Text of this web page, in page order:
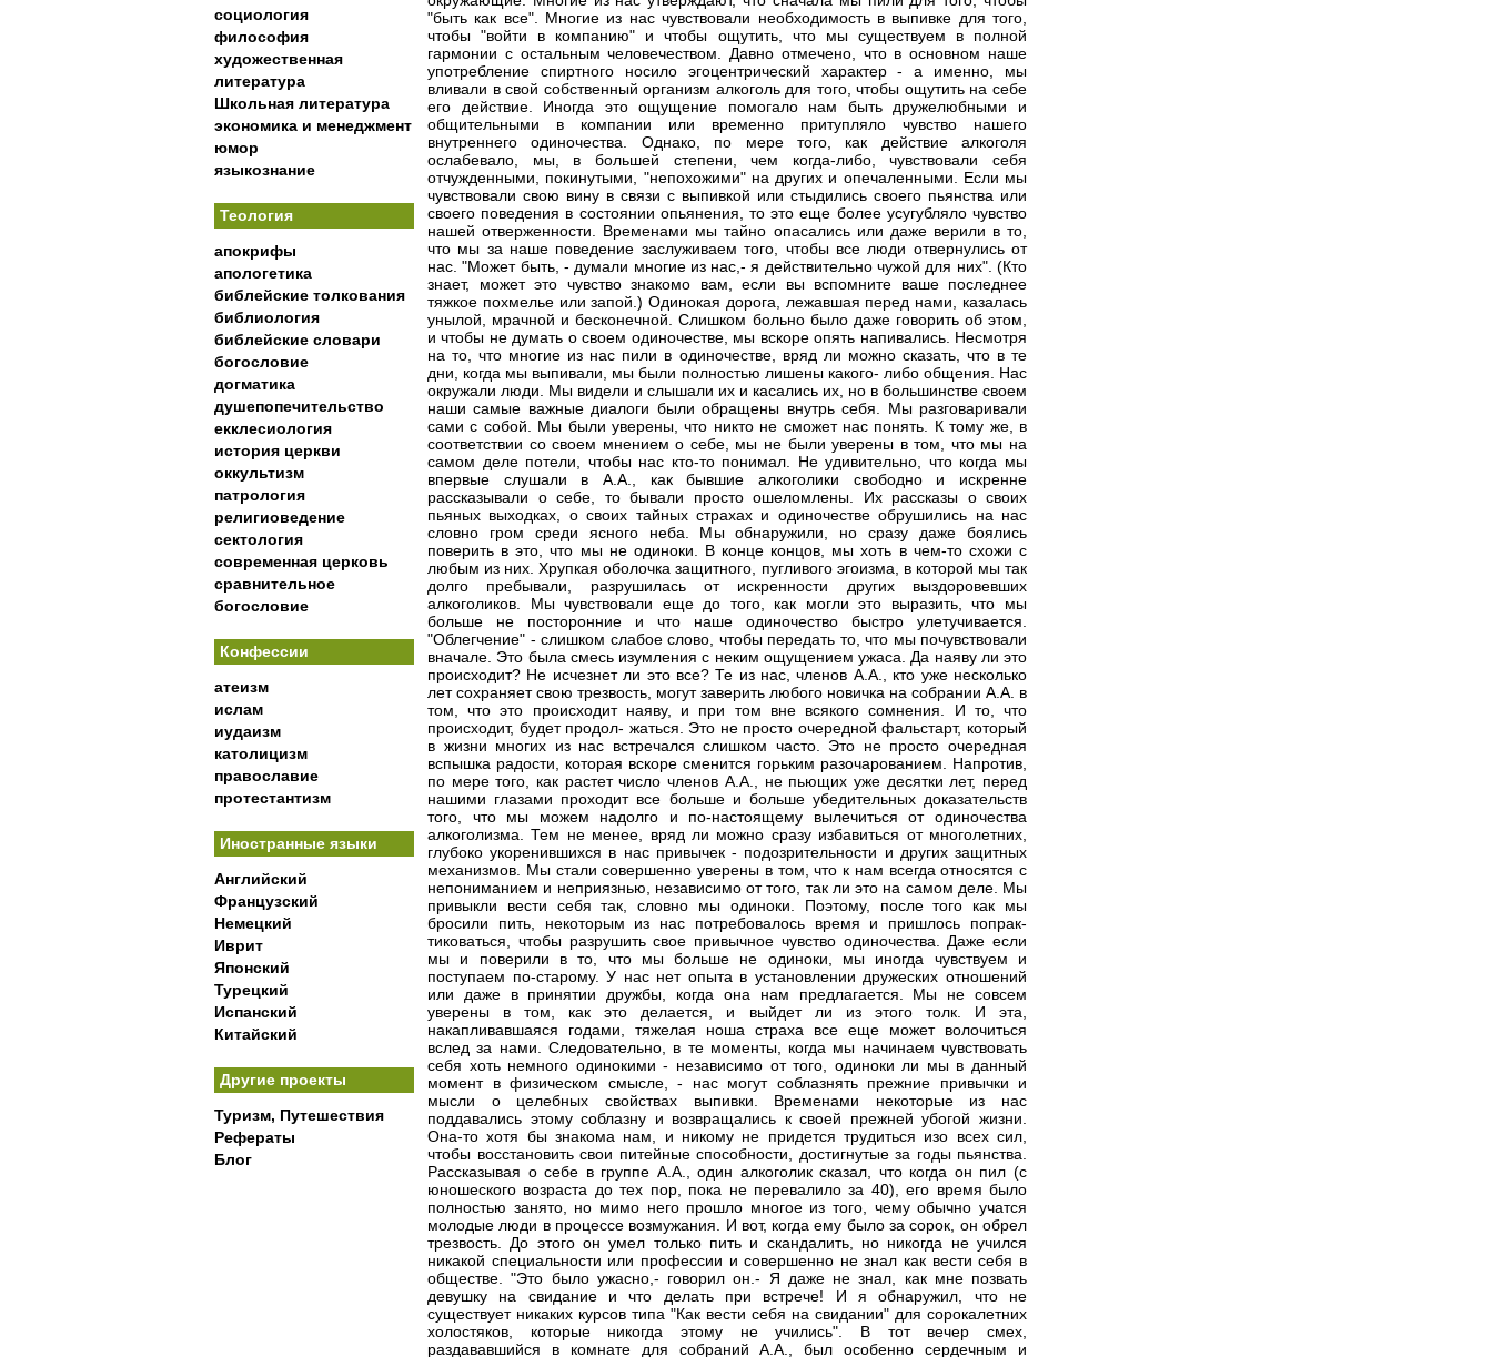
социология
философия
художественная
литература
Школьная литература
экономика и менеджмент
юмор
языкознание
Теология
апокрифы
апологетика
библейские толкования
библиология
библейские словари
богословие
догматика
душепопечительство
екклесиология
история церкви
оккультизм
патрология
религиоведение
сектология
современная церковь
сравнительное
богословие
Конфессии
атеизм
ислам
иудаизм
католицизм
православие
протестантизм
Иностранные языки
Английский
Французский
Немецкий
Иврит
Японский
Турецкий
Испанский
Китайский
Другие проекты
Туризм, Путешествия
Рефераты
Блог